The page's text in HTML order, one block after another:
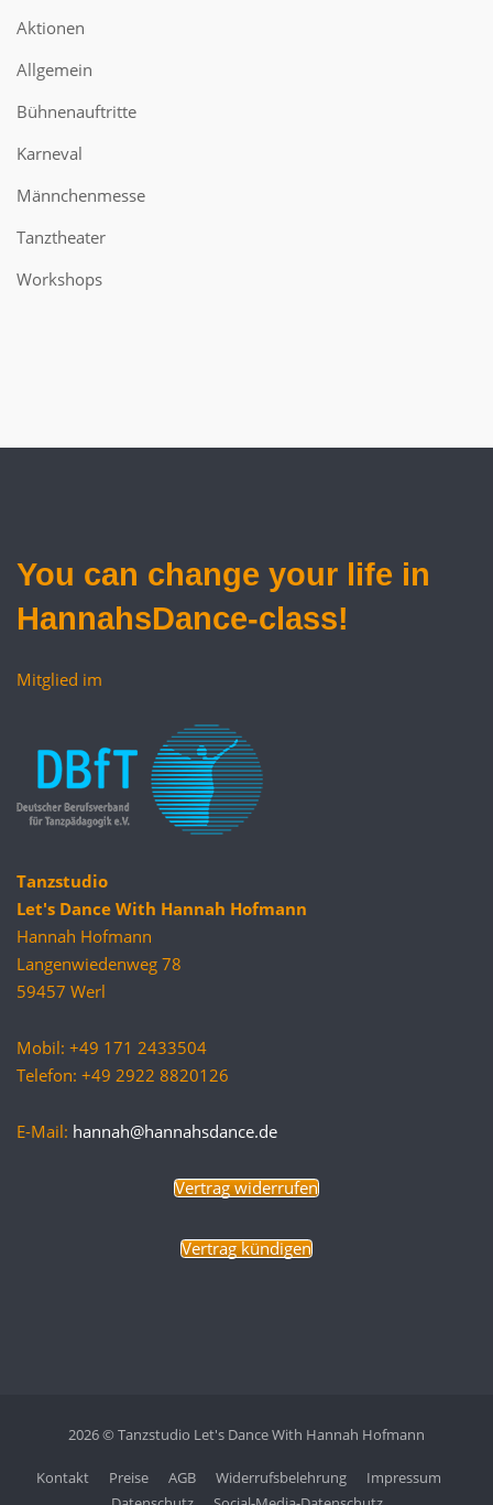
Aktionen
Allgemein
Bühnenauftritte
Karneval
Männchenmesse
Tanztheater
Workshops
You can change your life in
HannahsDance-class!
Mitglied im
Tanzstudio
Let's Dance With Hannah Hofmann
Hannah Hofmann
Langenwiedenweg 78
59457 Werl
Mobil: +49 171 2433504
Telefon: +49 2922 8820126
E-Mail: hannah@hannahsdance.de
Vertrag widerrufen
Vertrag kündigen
2026 © Tanzstudio Let's Dance With Hannah Hofmann
Kontakt Preise AGB Widerrufsbelehrung
Impressum